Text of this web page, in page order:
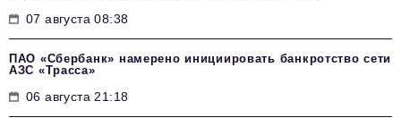
07 августа 08:38
ПАО «Сбербанк» намерено инициировать банкротство сети
АЗС «Трасса»
06 августа 21:18